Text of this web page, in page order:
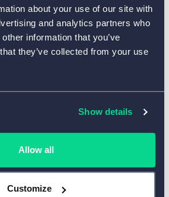
about your use of our site with
and analytics partners who
information that you’ve
they’ve collected from your use
Show details
Allow all
Customize
bis zu 100 Rückmeldungen pro
kostenlos.
Formularvorlagen von
und Mobilgeräten.
Antworten und Feedback-
Konto gespeichert. Wenn Sie
automatisch bei Dropbox, Google